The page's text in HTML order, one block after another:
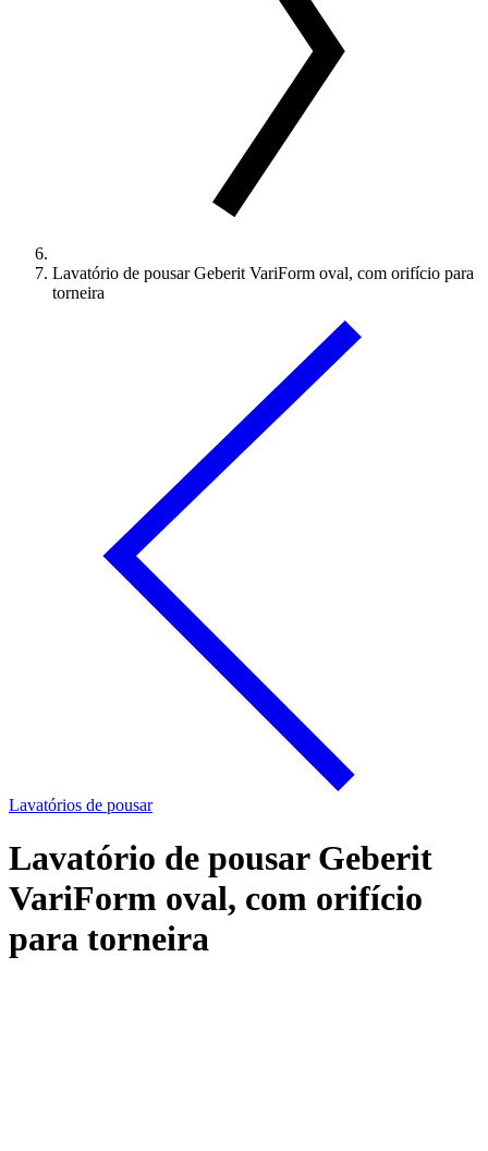
Lavatório de pousar Geberit VariForm oval, com orifício para
torneira
Lavatórios de pousar
Lavatório de pousar Geberit
VariForm oval, com orifício
para torneira